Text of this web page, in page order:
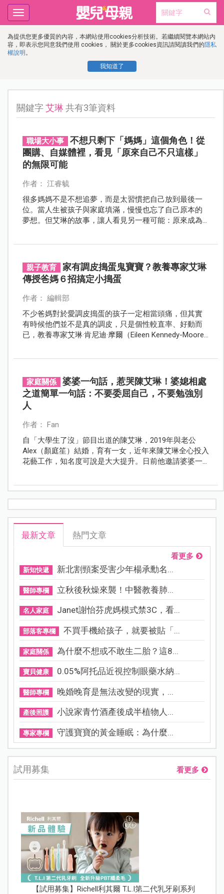
為提供您更多優質的內容，本網站使用cookies分析技術。若繼續閱覽本網站內
容，即表示您同意我們使用 cookies， 關於更多cookies資訊請閱讀我們的隱私
權說明 。
我知道了
Toggle
navigation
關鍵字艾琳 共有3筆資料
職場大小事
不想只剩下「媽媽」這個角色！從
團購、自媒體裡，看見「原來自己不只這樣」
的無限可能
作者： 江睿毓
很多媽媽不是不想追夢，而是太習慣把自己放到最後一
位。當人生被孩子與家庭填滿，慢慢也忘了自己原本的
夢想。但艾琳的故事，讓人看見另一種可能：原來成為
親子教育
家有調皮搗蛋鬼寶寶？教養專家艾琳
傳授爸媽６招搞定小搗蛋
作者： 編輯部
不少爸媽對於愛調皮搗蛋的孩子一定相當頭痛，但其實
有時候他們並不是真的調皮，只是個性較直率、好動而
已，教養專家艾琳·肯尼迪·摩爾（Eileen Kennedy-Moore,
家庭關係
婆婆一句話，惹哭陳艾琳！婆媳相處
之道簡單一句話：不要委屈自己，不要勉強別
人
作者： Fan
自「大學生了沒」節目出道的陳艾琳，2019年與老公
Alex（顏庭笙）結婚，育有一女，近年來陳艾琳全心投入
花藝工作，知名度可說是大大提升。日前他邀請婆婆一
為了他們一家三口而搬出去住的作為，讓陳艾琳瞬間紅
最新文章 熱門文章
看更多
新知快遞 新北割頸案受害少年楊承勳名...
醫師專欄 立秋後秋燥來襲！中醫教養肺...
名人家庭 Janet謝怡芬虎媽模式禁3C，看...
部落客專欄 不買手機給孩子，就要被貼「...
家庭關係 為什麼不想或不敢生二胎？這8...
寶貝健康 0.05%阿托品近視控制眼藥水納...
醫師專欄 晚婚晚育是無法改變的現實，...
產後照護 小說家青竹酒產後成半植物人...
專家專欄 守護寶寶的黃金睡眠：為什麼...
試用募集 看更多
【試用募集】Richell利其爾 T.L.I第二代乳牙刷系列